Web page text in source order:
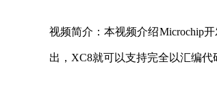
视频简介：本视频介绍Microchip
出，XC8就可以支持完全以汇编代